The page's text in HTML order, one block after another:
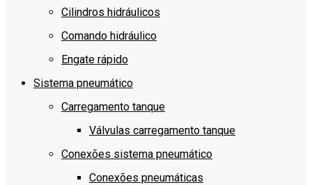
Cilindros hidráulicos
Comando hidráulico
Engate rápido
Sistema pneumático
Carregamento tanque
Válvulas carregamento tanque
Conexões sistema pneumático
Conexões pneumáticas